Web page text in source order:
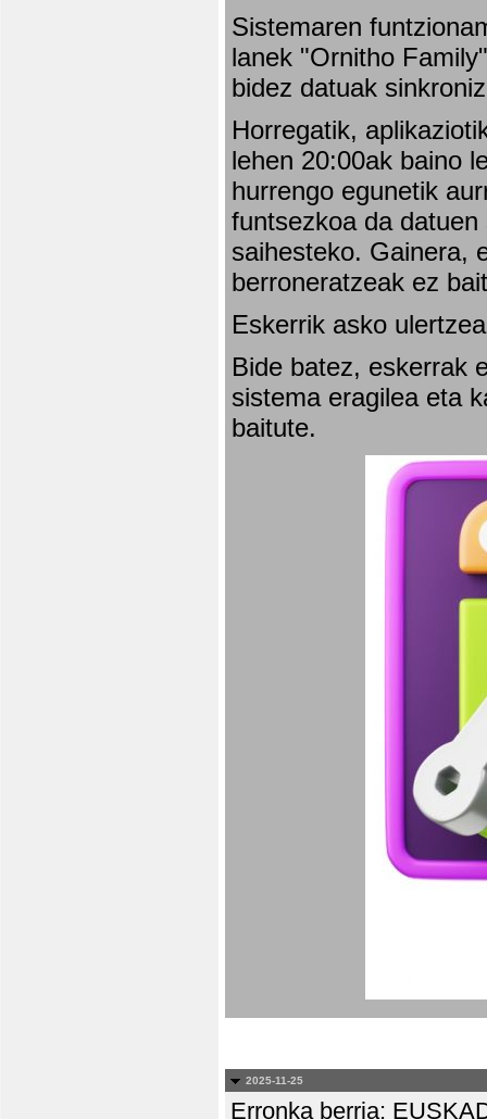
Sistemaren
lanek "Ornitho
bidez datuak
Horregatik,
lehen 20:00ak baino
hurrengo egunetik
funtsezkoa da
saihesteko. Gainera,
berroneratzeak ez
Eskerrik asko
Bide batez, eskerrak
sistema eragilea eta
baitute.
2025-11-25
Erronka berria: